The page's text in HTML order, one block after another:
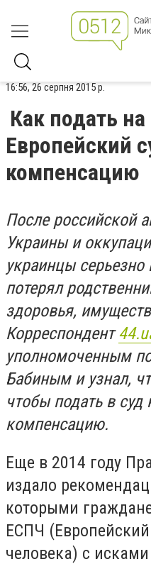
16:56, 26 серпня 2015 р.
Как подать
Европейский
компенсацию
После российской
Украины и
украинцы серьезно
потерял
здоровья,
Корреспондент
уполномоченным
Бабиным и узнал,
чтобы подать в
компенсацию.
Еще в 2014 году
издало
которыми
ЕСПЧ
человека) с